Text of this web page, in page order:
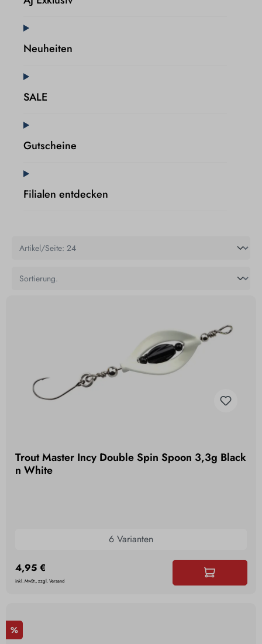
Neuheiten
SALE
Gutscheine
Filialen entdecken
Trout Master Incy Double Spin Spoon 3,3g Black
n White
6 Varianten
4,95 €
inkl. MwSt., zzgl. Versand
%